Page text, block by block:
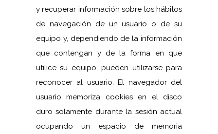
y recuperar información sobre los hábitos
de navegación de un usuario o de su
equipo y, dependiendo de la información
que contengan y de la forma en que
utilice su equipo, pueden utilizarse para
reconocer al usuario. El navegador del
usuario memoriza cookies en el disco
duro solamente durante la sesión actual
ocupando un espacio de memoria